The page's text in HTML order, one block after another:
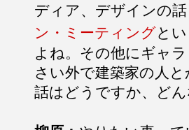
ディア、デザインの
ン・ミーティングと
よね。その他にギャ
さい外で建築家の人
話はどうですか、ど